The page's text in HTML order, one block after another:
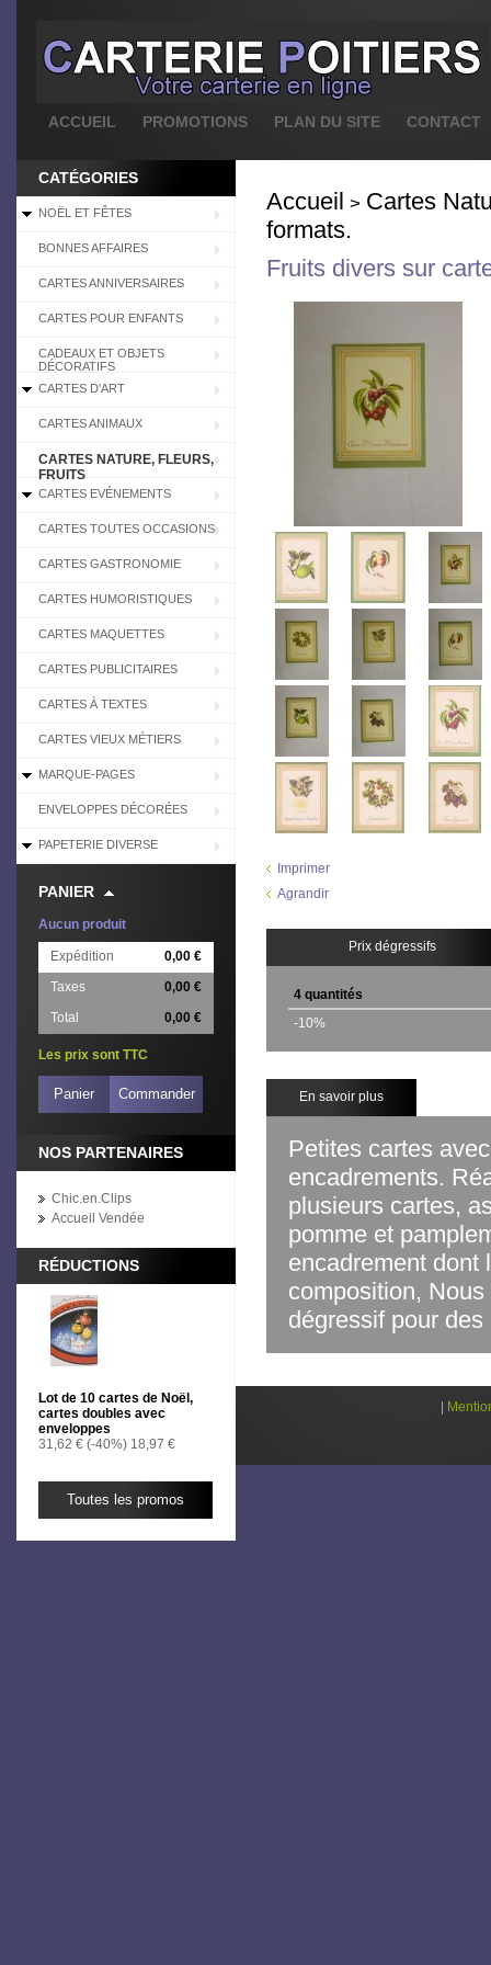
ACCUEIL PROMOTIONS PLAN DU SITE CONTACT
CATÉGORIES
NOËL ET FÊTES
BONNES AFFAIRES
CARTES ANNIVERSAIRES
CARTES POUR ENFANTS
CADEAUX ET OBJETS
DÉCORATIFS
CARTES D'ART
CARTES ANIMAUX
CARTES NATURE, FLEURS,
FRUITS
CARTES EVÉNEMENTS
CARTES TOUTES OCCASIONS
CARTES GASTRONOMIE
CARTES HUMORISTIQUES
CARTES MAQUETTES
CARTES PUBLICITAIRES
CARTES À TEXTES
CARTES VIEUX MÉTIERS
MARQUE-PAGES
ENVELOPPES DÉCORÉES
PAPETERIE DIVERSE
PANIER
Aucun produit
Expédition
0,00 €
Taxes
0,00 €
Total
0,00 €
Les prix sont TTC
Panier Commander
NOS PARTENAIRES
Chic.en.Clips
Accueil Vendée
RÉDUCTIONS
Lot de 10 cartes de Noël,
cartes doubles avec
enveloppes
31,62 € (-40%) 18,97 €
Toutes les promos
Accueil > Cartes
formats.
Fruits divers sur
Imprimer
Agrandir
Prix dégressifs
4 quantités
-10%
En savoir plus
Petites cartes
encadrements.
plusieurs cartes,
pomme et
encadrement dont
composition,
dégressif pour